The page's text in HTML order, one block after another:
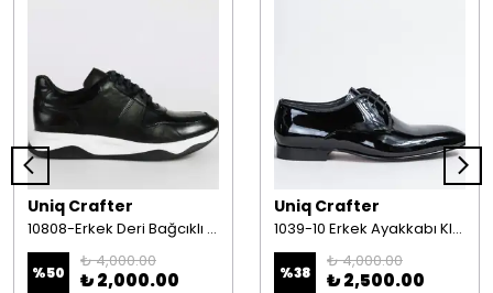
Uniq Crafter
10808-Erkek Deri Bağcıklı Ayakkabı Siyah
%50
₺ 4,000.00
₺ 2,000.00
Uniq Crafter
1039-10 Erkek Ayakkabı Klasik Rugan Siyah
%38
₺ 4,000.00
₺ 2,500.00